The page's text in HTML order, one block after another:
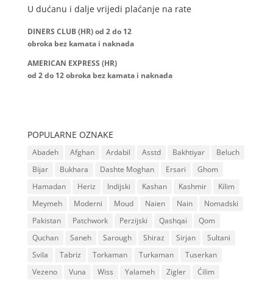
U dućanu i dalje vrijedi plaćanje na rate
DINERS CLUB (HR) od 2 do 12
obroka bez kamata i naknada
AMERICAN EXPRESS (HR)
od 2 do 12obroka bez kamata i naknada
POPULARNE OZNAKE
Abadeh Afghan Ardabil Asstd Bakhtiyar
Beluch
Bijar
Bukhara Dashte Moghan Ersari
Ghom
Hamadan
Heriz Indijski Kashan Kashmir
Kilim
Meymeh
Moderni Moud Naien Nain
Nomadski
Pakistan
Patchwork Perzijski Qashqai
Qom
Quchan
Saneh Sarough Shiraz Sirjan
Sultani
Svila
Tabriz Torkaman Turkaman
Tuserkan
Vezeno
Vuna Wiss Yalameh Zigler Ćilim